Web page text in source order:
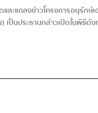
ะแถลงข่าวโครงการอนุรัก
นประธานกล่าวเปิดในพิธีดั